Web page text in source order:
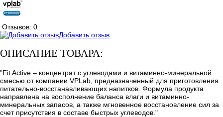
Отзывов: 0
Добавить отзыв
ОПИСАНИЕ ТОВАРА:
"Fit Active – концентрат с углеводами и витаминно-минеральной
смесью от компании VPLab, предназначенный для приготовления
питательно-восстанавливающих напитков. Формула продукта
направлена на восполнение баланса влаги и витаминно-
минеральных запасов, а также мгновенное восстановление сил за
счет присутствия в составе быстрых углеводов."